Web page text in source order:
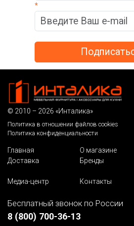
*
© 2010 – 2026 «Инталика»
Политика в отношении файлов cookies
Политика конфиденциальности
Главная О магазине
Доставка
Бренды
Медиа-центр
Контакты
Бесплатный звонок по России
8 (800) 700-36-13